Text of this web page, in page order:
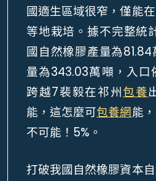
國適生區域很窄，僅能
等地栽培。據不完整統
國自然橡膠產量為
量為343.03萬噸，入口
跨越7裴毅在祁州包養
能，這怎麼可包養網能
不可能！5%。
打破我國自然橡膠資本